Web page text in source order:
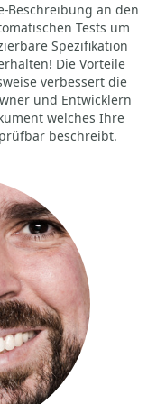
Beschreibung an den
Tests um
Spezifikation
Die Vorteile
verbessert die
und Entwicklern
welches Ihre
beschreibt.